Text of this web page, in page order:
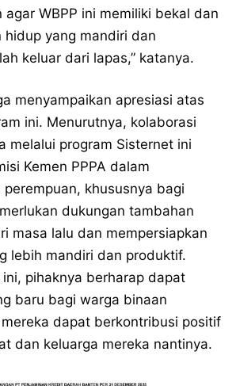
agar WBPP ini memiliki bekal dan
hidup yang mandiri dan
keluar dari lapas,” katanya.
menyampaikan apresiasi atas
ini. Menurutnya, kolaborasi
melalui program Sisternet ini
Kemen PPPA dalam
khususnya bagi
dukungan tambahan
masa lalu dan mempersiapkan
lebih mandiri dan produktif.
pihaknya berharap dapat
baru bagi warga binaan
dapat berkontribusi positif
dan keluarga mereka nantinya.